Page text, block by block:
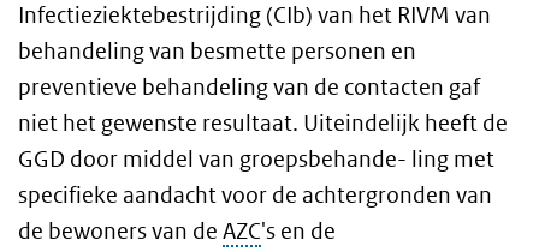
Infectieziektebestrijding (CIb) van het RIVM van
behandeling van besmette personen en
preventieve behandeling van de contacten gaf
niet het gewenste resultaat. Uiteindelijk heeft de
GGD door middel van groepsbehande- ling met
specifieke aandacht voor de achtergronden van
de bewoners van de AZC's en de